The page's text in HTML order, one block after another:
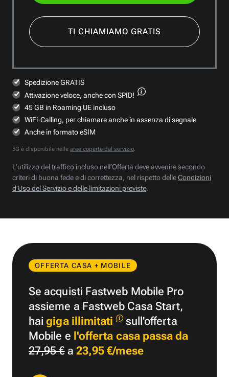
TI CHIAMIAMO GRATIS
Spedizione GRATIS
Attivazione veloce, anche con SPID!
45 GB in Roaming UE incluso
WiFi-Calling, per chiamare anche in assenza di segnale
Anche in formato eSIM
5G è disponibile nelle aree coperte dal servizio.
L’utilizzo del traffico incluso nell’Offerta deve avvenire secondo
criteri di buona fede e di correttezza, nel rispetto delleCondizioni
d’Uso del Servizio e delle limitazioni previste.
OFFERTA CASA + MOBILE
Se acquisti Fastweb Mobile Pro
assieme a Fastweb Casa Start,
haigiga illimitati
sull'offerta
Mobile e l'offerta casa passa da
27,95 €a 23,95 €/mese